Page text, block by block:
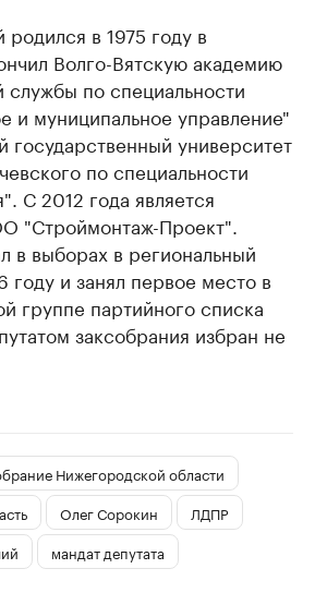
в 1975 году в
Волго-Вятскую академию
службы по специальности
и муниципальное управление"
государственный университет
по специальности
С 2012 года является
"Строймонтаж-Проект".
в выборах в региональный
году и занял первое место в
группе партийного списка
заксобрания избран не
Нижегородской области
Олег Сорокин
ЛДПР
мандат депутата